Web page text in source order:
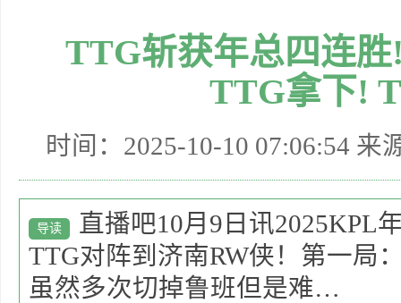
TTG斩获年总四连
TTG拿下!
时间：2025-10-10 07:06:54 来
导读
直播吧10月9日讯2025KPL
TTG对阵到济南RW侠！第一局
虽然多次切掉鲁班但是难…